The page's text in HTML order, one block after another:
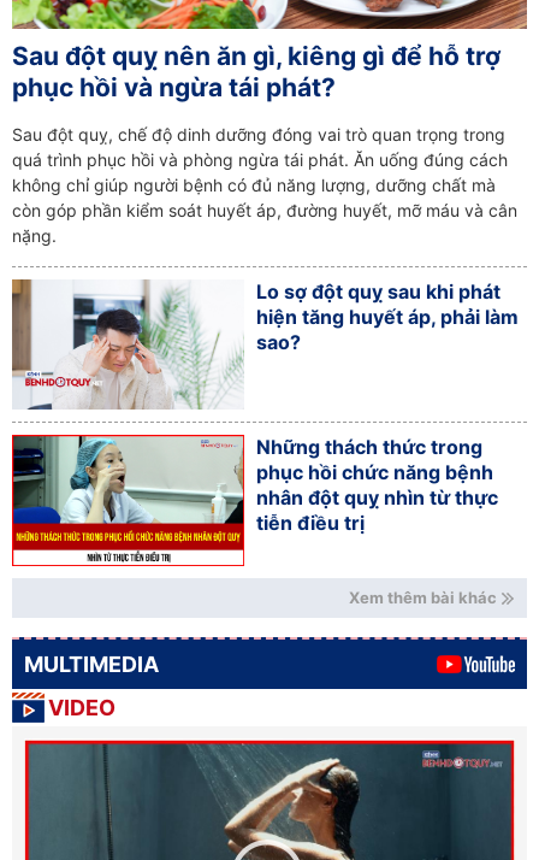
Sau đột quỵ nên ăn gì, kiêng gì để hỗ trợ
phục hồi và ngừa tái phát?
Sau đột quỵ, chế độ dinh dưỡng đóng vai trò quan trọng trong
quá trình phục hồi và phòng ngừa tái phát. Ăn uống đúng cách
không chỉ giúp người bệnh có đủ năng lượng, dưỡng chất mà
còn góp phần kiểm soát huyết áp, đường huyết, mỡ máu và cân
nặng.
Lo sợ đột quỵ sau khi phát
hiện tăng huyết áp, phải làm
sao?
Những thách thức trong
phục hồi chức năng bệnh
nhân đột quỵ nhìn từ thực
tiễn điều trị
Xem thêm bài khác
MULTIMEDIA
VIDEO